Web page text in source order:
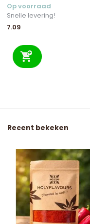
Op voorraad
Snelle levering!
7.09
Recent bekeken